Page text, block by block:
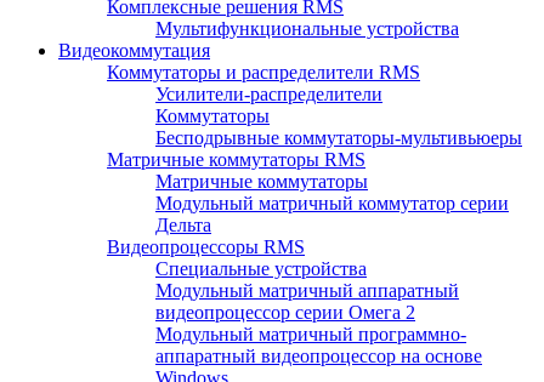
Комплексные решения RMS
Мультифункциональные устройства
Видеокоммутация
Коммутаторы и распределители RMS
Усилители-распределители
Коммутаторы
Бесподрывные коммутаторы-мультивьюеры
Матричные коммутаторы RMS
Матричные коммутаторы
Модульный матричный коммутатор серии
Дельта
Видеопроцессоры RMS
Специальные устройства
Модульный матричный аппаратный
видеопроцессор серии Омега 2
Модульный матричный программно-
аппаратный видеопроцессор на основе
Windows